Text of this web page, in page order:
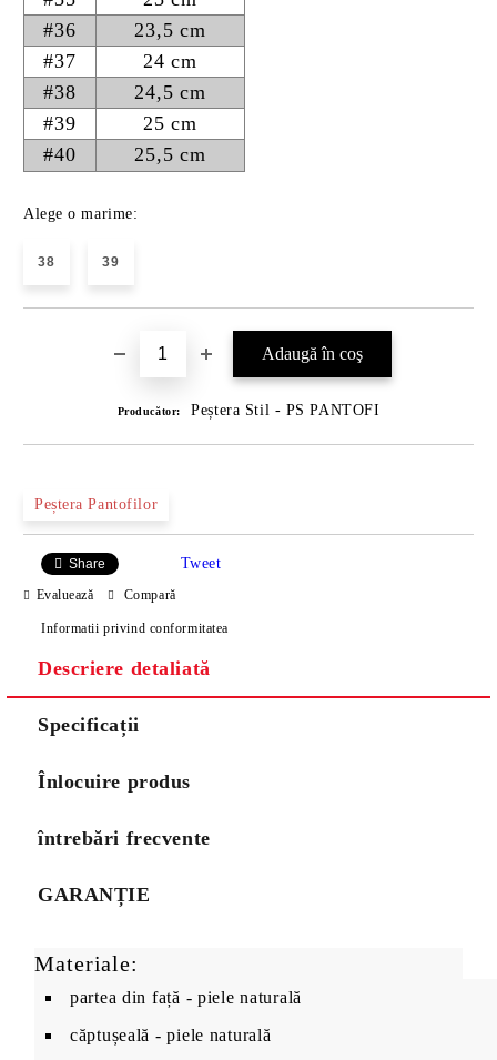
#36
23,5 cm
#37
24 cm
#38
24,5 cm
#39
25 cm
#40
25,5 cm
Alege o marime:
38 39
Producător: Peștera Stil - PS PANTOFI
Peștera Pantofilor
Share Tweet
Evaluează Compară
Informatii privind conformitatea
Descriere detaliată
Specificații
Înlocuire produs
întrebări frecvente
GARANȚIE
Materiale:
partea din față - piele naturală
căptușeală - piele naturală